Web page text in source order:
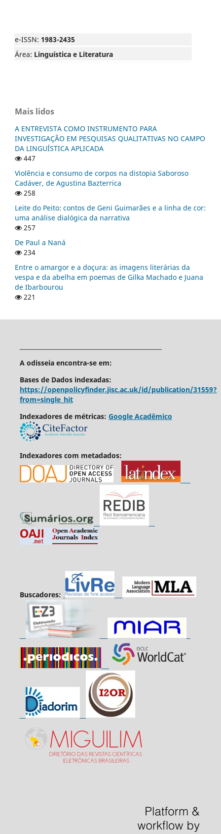
e-ISSN: 1983-2435
Área: Linguística e Literatura
Mais lidos
A ENTREVISTA COMO INSTRUMENTO PARA
INVESTIGAÇÃO EM PESQUISAS QUALITATIVAS NO CAMPO
DA LINGUÍSTICA APLICADA
447
Violência e consumo de corpos na distopia Saboroso
Cadáver, de Agustina Bazterrica
258
Leite do Peito: contos de Geni Guimarães e a linha de cor:
uma análise dialógica da narrativa
257
De Paul a Naná
234
Entre o amargor e a doçura: as imagens literárias da
vespa e da abelha em poemas de Gilka Machado e Juana
de Ibarbourou
221
A odisseia encontra-se em:
Bases de Dados indexadas:
https://openpolicyfinder.jisc.ac.uk/id/publication/31559?
from=single_hit
Indexadores de métricas: Google Acadêmico
Indexadores com metadados:
Buscadores: